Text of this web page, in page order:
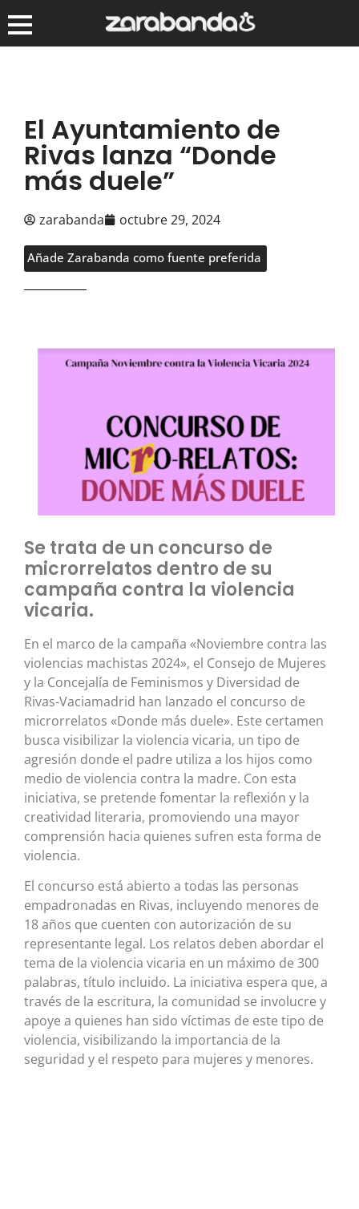
El Ayuntamiento de
Rivas lanza “Donde
más duele”
zarabanda octubre 29, 2024
Añade Zarabanda como fuente preferida
Se trata de un concurso de
microrrelatos dentro de su
campaña contra la violencia
vicaria.
En el marco de la campaña «Noviembre contra las
violencias machistas 2024», el Consejo de Mujeres
y la Concejalía de Feminismos y Diversidad de
Rivas-Vaciamadrid han lanzado el concurso de
microrrelatos «Donde más duele». Este certamen
busca visibilizar la violencia vicaria, un tipo de
agresión donde el padre utiliza a los hijos como
medio de violencia contra la madre. Con esta
iniciativa, se pretende fomentar la reflexión y la
creatividad literaria, promoviendo una mayor
comprensión hacia quienes sufren esta forma de
violencia.
El concurso está abierto a todas las personas
empadronadas en Rivas, incluyendo menores de
18 años que cuenten con autorización de su
representante legal. Los relatos deben abordar el
tema de la violencia vicaria en un máximo de 300
palabras, título incluido. La iniciativa espera que, a
través de la escritura, la comunidad se involucre y
apoye a quienes han sido víctimas de este tipo de
violencia, visibilizando la importancia de la
seguridad y el respeto para mujeres y menores.